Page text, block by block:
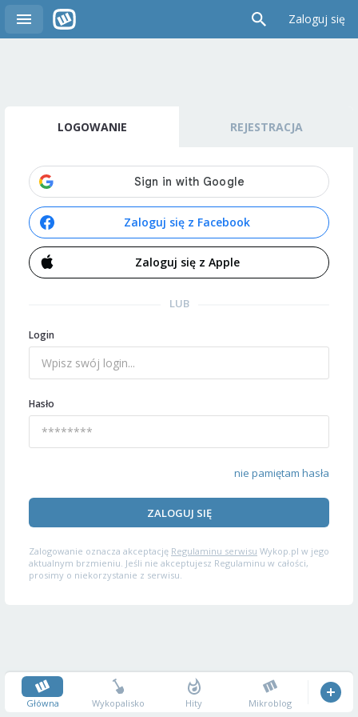
Zaloguj się
LOGOWANIE REJESTRACJA
Zaloguj się z Facebook
Zaloguj się z Apple
LUB
Login
Hasło
nie pamiętam hasła
ZALOGUJ SIĘ
Zalogowanie oznacza akceptację Regulaminu serwisu Wykop.pl w jego
aktualnym brzmieniu. Jeśli nie akceptujesz Regulaminu w całości,
prosimy o niekorzystanie z serwisu.
Główna Wykopalisko Hity Mikroblog